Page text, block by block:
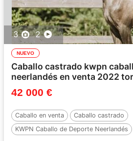
3 2
NUEVO
Caballo castrado kwpn
neerlandés en venta 2022
42 000 €
Caballo en venta
Caballo castrado
KWPN Caballo de Deporte Neerlandés